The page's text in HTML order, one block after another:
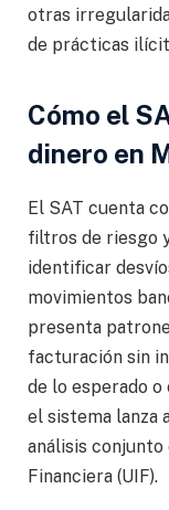
otras
de prácticas
Cómo el
dinero en
El SAT cuenta
filtros de riesgo
identificar
movimientos
presenta
facturación sin
de lo esperado
el sistema lanza
análisis
Financiera (UIF).